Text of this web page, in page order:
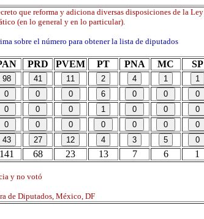
que reforma y adiciona diversas disposiciones de la Ley
(en lo general y en lo particular).
el número para obtener la lista de diputados
PRD PVEM PT PNA MC
SP
141 68 23 13 7 6 1
y no votó
de Diputados, México, DF